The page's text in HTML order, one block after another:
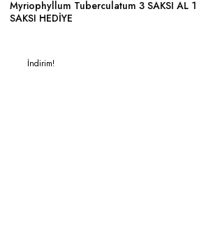
Myriophyllum Tuberculatum 3 SAKSI AL 1
SAKSI HEDİYE
İndirim!